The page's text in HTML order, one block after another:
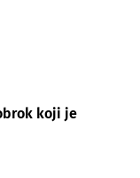
koji je